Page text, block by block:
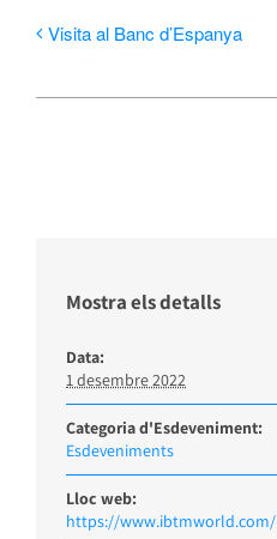
Visita al Banc d’Espanya
Mostra els detalls
Data:
1 desembre 2022
Categoria d'Esdeveniment:
Esdeveniments
Lloc web:
https://www.ibtmworld.com/